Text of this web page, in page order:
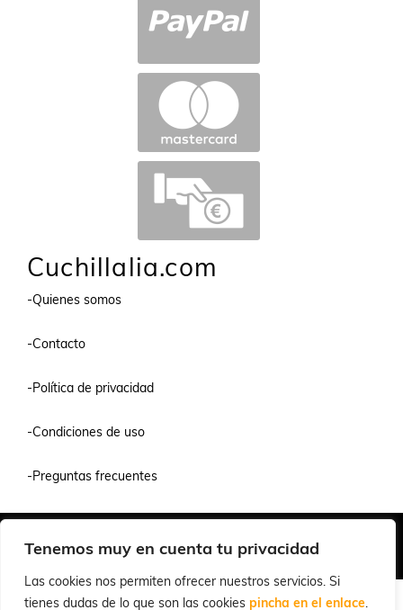
Tenemos muy en cuenta tu privacidad
Las cookies nos permiten ofrecer nuestros servicios. Si
tienes dudas de lo que son las cookies pincha en el enlace.
Cuchillalia.com
-Quienes somos
-Contacto
-Política de privacidad
-Condiciones de uso
-Preguntas frecuentes
© 2026 Cuchillalia.com